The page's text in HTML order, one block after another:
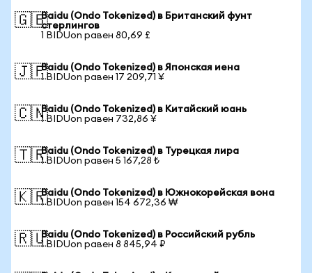
🇬🇧Baidu (Ondo Tokenized) в Британский фунт
стерлингов
1 BIDUon равен 80,69 £
🇯🇵Baidu (Ondo Tokenized) в Японская иена
1 BIDUon равен 17 209,71 ¥
🇨🇳Baidu (Ondo Tokenized) в Китайский юань
1 BIDUon равен 732,86 ¥
🇹🇷Baidu (Ondo Tokenized) в Турецкая лира
1 BIDUon равен 5 167,28 ₺
🇰🇷Baidu (Ondo Tokenized) в Южнокорейская вона
1 BIDUon равен 154 672,36 ₩
🇷🇺Baidu (Ondo Tokenized) в Российский рубль
1 BIDUon равен 8 845,94 ₽